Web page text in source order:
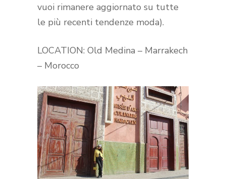
vuoi rimanere aggiornato su tutte
le più recenti tendenze moda).
LOCATION: Old Medina – Marrakech
– Morocco